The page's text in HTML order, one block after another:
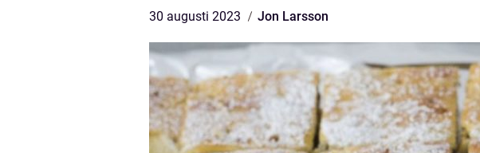
30 augusti 2023 Jon Larsson